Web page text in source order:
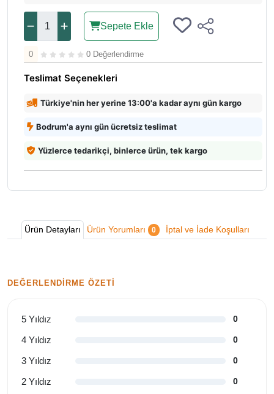
Sepete Ekle
0 0 Değerlendirme
Teslimat Seçenekleri
Türkiye'nin her yerine 13:00'a kadar aynı gün kargo
Bodrum'a aynı gün ücretsiz teslimat
Yüzlerce tedarikçi, binlerce ürün, tek kargo
Ürün Detayları Ürün Yorumları 0 İptal ve İade Koşulları
DEĞERLENDIRME ÖZETI
5 Yıldız 0
4 Yıldız 0
3 Yıldız 0
2 Yıldız 0